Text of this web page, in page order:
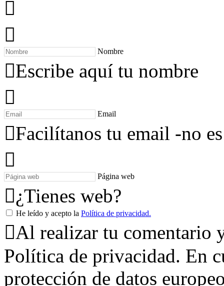
Nombre
Escribe aquí tu nombre
Email
Facilítanos tu email -no
Página web
¿Tienes web?
He leído y acepto la Política de privacidad.
Al realizar tu comentario
Política de privacidad. En
protección de datos